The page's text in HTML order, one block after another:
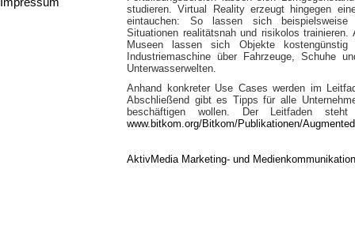
studieren. Virtual Reality erzeugt hingegen
eintauchen: So lassen sich beispielsweise
Situationen realitätsnah und risikolos
Museen lassen sich Objekte
Industriemaschine über Fahrzeuge, Schuhe
Unterwasserwelten.
Anhand konkreter Use Cases werden im
Abschließend gibt es Tipps für alle
beschäftigen wollen. Der Leitfaden
www.bitkom.org/Bitkom/Publikationen/
AktivMedia Marketing- und